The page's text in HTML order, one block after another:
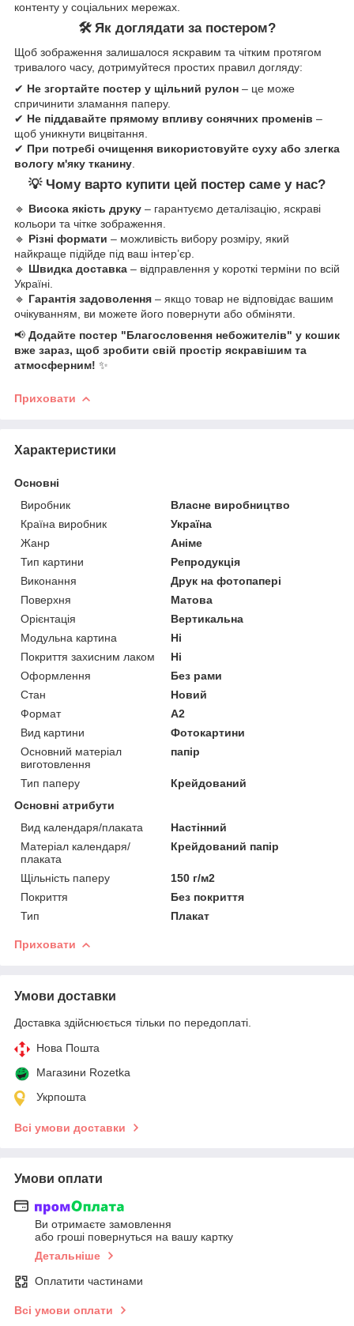
контенту у соціальних мережах.
🛠 Як доглядати за постером?
Щоб зображення залишалося яскравим та чітким протягом
тривалого часу, дотримуйтеся простих правил догляду:
✔ Не згортайте постер у щільний рулон – це може
спричинити зламання паперу.
✔ Не піддавайте прямому впливу сонячних променів –
щоб уникнути вицвітання.
✔ При потребі очищення використовуйте суху або злегка
вологу м'яку тканину.
💡 Чому варто купити цей постер саме у нас?
🔹 Висока якість друку – гарантуємо деталізацію, яскраві
кольори та чітке зображення.
🔹 Різні формати – можливість вибору розміру, який
найкраще підійде під ваш інтер’єр.
🔹 Швидка доставка – відправлення у короткі терміни по всій
Україні.
🔹 Гарантія задоволення – якщо товар не відповідає вашим
очікуванням, ви можете його повернути або обміняти.
📢 Додайте постер "Благословення небожителів" у кошик
вже зараз, щоб зробити свій простір яскравішим та
атмосферним! ✨
Приховати
Характеристики
Основні
Виробник
Власне виробництво
Країна виробник
Україна
Жанр
Аніме
Тип картини
Репродукція
Виконання
Друк на фотопапері
Поверхня
Матова
Орієнтація
Вертикальна
Модульна картина
Ні
Покриття захисним лаком
Ні
Оформлення
Без рами
Стан
Новий
Формат
A2
Вид картини
Фотокартини
Основний матеріал
виготовлення
папір
Тип паперу
Крейдований
Основні атрибути
Вид календаря/плаката
Настінний
Матеріал календаря/
плаката
Крейдований папір
Щільність паперу
150 г/м2
Покриття
Без покриття
Тип
Плакат
Приховати
Умови доставки
Доставка здійснюється тільки по передоплаті.
Нова Пошта
Магазини Rozetka
Укрпошта
Всі умови доставки
Умови оплати
Ви отримаєте замовлення
або гроші повернуться на вашу картку
Детальніше
Оплатити частинами
Всі умови оплати